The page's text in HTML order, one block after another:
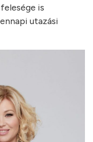
is
utazási